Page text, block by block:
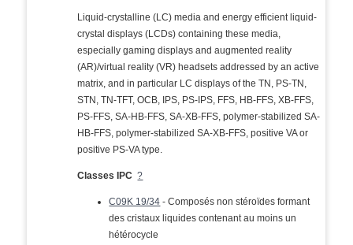
Liquid-crystalline (LC) media and energy efficient liquid-
crystal displays (LCDs) containing these media,
especially gaming displays and augmented reality
(AR)/virtual reality (VR) headsets addressed by an active
matrix, and in particular LC displays of the TN, PS-TN,
STN, TN-TFT, OCB, IPS, PS-IPS, FFS, HB-FFS, XB-FFS,
PS-FFS, SA-HB-FFS, SA-XB-FFS, polymer-stabilized SA-
HB-FFS, polymer-stabilized SA-XB-FFS, positive VA or
positive PS-VA type.
Classes IPC ?
C09K 19/34 - Composés non stéroïdes formant
des cristaux liquides contenant au moins un
hétérocycle